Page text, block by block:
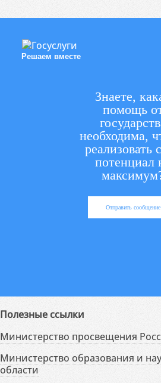
Решаем вместе
Знаете,
помощь
необходима,
реализовать
потенциал
Отправить сообщение
Полезные ссылки
Министерство просвещения
Министерство образования и
области